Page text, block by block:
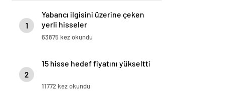
1
Yabancı ilgisini üzerine çeken
yerli hisseler
63875 kez okundu
2
15 hisse hedef fiyatını yükseltti
11772 kez okundu